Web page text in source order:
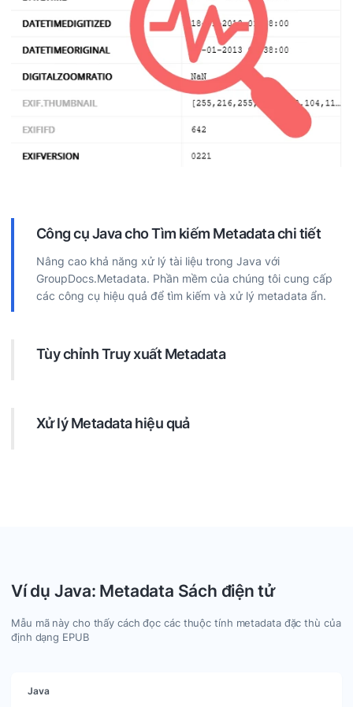
Công cụ Java cho Tìm kiếm Metadata chi tiết
Nâng cao khả năng xử lý tài liệu trong Java với
GroupDocs.Metadata. Phần mềm của chúng tôi cung cấp
các công cụ hiệu quả để tìm kiếm và xử lý metadata ẩn.
Tùy chỉnh Truy xuất Metadata
ngày, biểu thức chính quy, v.v., đảm bảo bạn nhận được
đúng những gì cần.
Xử lý Metadata hiệu quả
Ví dụ Java: Metadata Sách điện tử
Mẫu mã này cho thấy cách đọc các thuộc tính metadata đặc thù của
định dạng EPUB
Java